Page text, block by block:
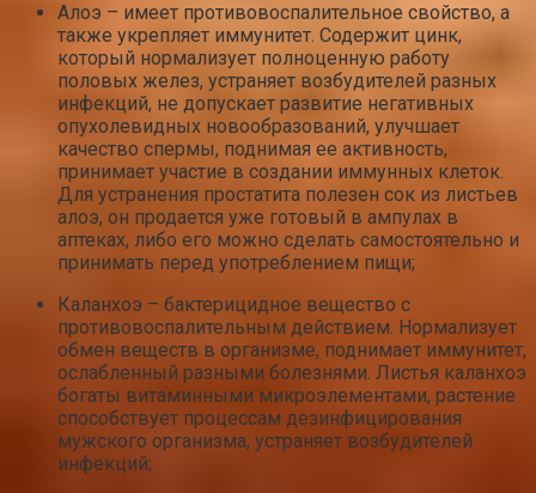
Алоэ – имеет противовоспалительное свойство, а
также укрепляет иммунитет. Содержит цинк,
который нормализует полноценную работу
половых желез, устраняет возбудителей разных
инфекций, не допускает развитие негативных
опухолевидных новообразований, улучшает
качество спермы, поднимая ее активность,
принимает участие в создании иммунных клеток.
Для устранения простатита полезен сок из листьев
алоэ, он продается уже готовый в ампулах в
аптеках, либо его можно сделать самостоятельно и
принимать перед употреблением пищи;
Каланхоэ – бактерицидное вещество с
противовоспалительным действием. Нормализует
обмен веществ в организме, поднимает иммунитет,
ослабленный разными болезнями. Листья каланхоэ
богаты витаминными микроэлементами, растение
способствует процессам дезинфицирования
мужского организма, устраняет возбудителей
инфекций;